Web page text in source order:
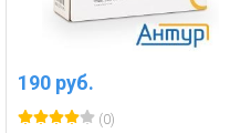
190 руб.
(0)